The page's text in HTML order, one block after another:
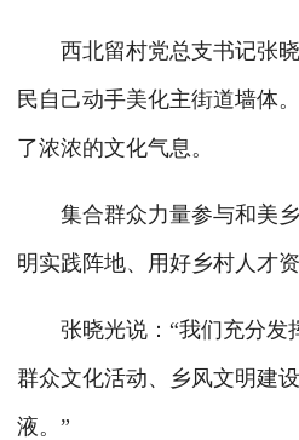
西北留村党总支书记张晓
民自己动手美化主街道墙体
了浓浓的文化气息。
集合群众力量参与和美乡
明实践阵地、用好乡村人才
张晓光说：“我们充分发挥
群众文化活动、乡风文明建
液。”